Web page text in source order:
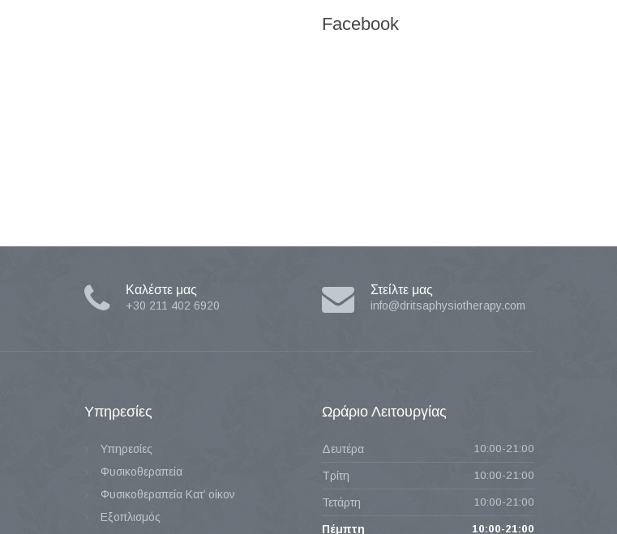
Facebook
Καλέστε μας
+30 211 402 6920
Στείλτε μας
info@dritsaphysiotherapy.com
Υπηρεσίες
Υπηρεσίες
Φυσικοθεραπεία
Φυσικοθεραπεία Κατ’ οίκον
Εξοπλισμός
Ωράριο Λειτουργίας
Δευτέρα 10:00-21:00
Τρίτη 10:00-21:00
Τετάρτη 10:00-21:00
Πέμπτη 10:00-21:00